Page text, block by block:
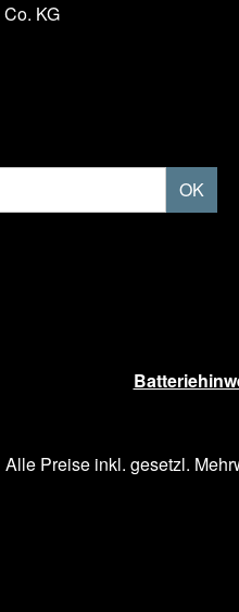
KG
OK
Alle Preise inkl. gesetzl.